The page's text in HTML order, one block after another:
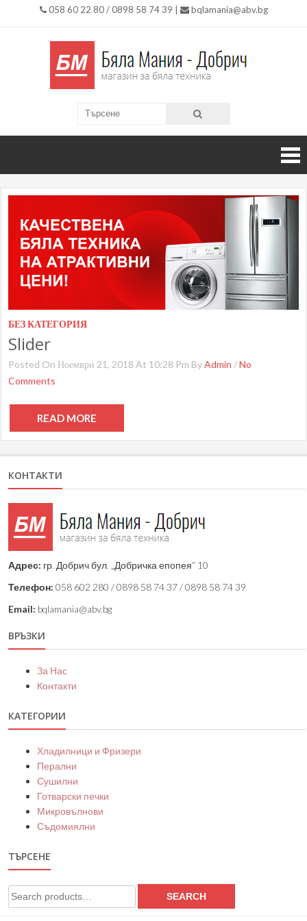
058 60 22 80 / 0898 58 74 39 | bqlamania@abv.bg
БЕЗ КАТЕГОРИЯ
Slider
Posted On Ноември 21, 2018 At 10:28 Pm ByAdmin /No
Comments
READ MORE
КОНТАКТИ
Адрес: гр. Добрич бул. „Добричка епопея“ 10
Телефон: 058 602 280 / 0898 58 74 37 / 0898 58 74 39
Email: bqlamania@abv.bg
ВРЪЗКИ
За Нас
Контакти
КАТЕГОРИИ
Хладилници и Фризери
Перални
Сушилни
Готварски печки
Микровълнови
Съдомиялни
ТЪРСЕНЕ
Search
for:
SEARCH